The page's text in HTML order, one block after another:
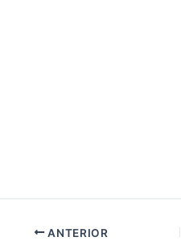
ANTERIOR